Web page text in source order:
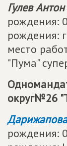
Гулев
рождения:
рождения:
место
"Пума"
округ№26
рождения: